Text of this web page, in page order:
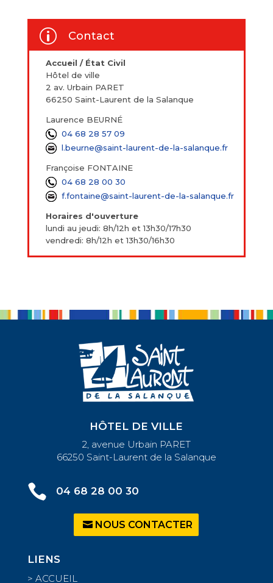
p Contact
Accueil / État Civil
Hôtel de ville
2 av. Urbain PARET
66250 Saint-Laurent de la Salanque
Laurence BEURNÉ
04 68 28 57 09
l.beurne@saint-laurent-de-la-salanque.fr
Françoise FONTAINE
04 68 28 00 30
f.fontaine@saint-laurent-de-la-salanque.fr
Horaires d'ouverture
lundi au jeudi: 8h/12h et 13h30/17h30
vendredi: 8h/12h et 13h30/16h30
HÔTEL DE VILLE
2, avenue Urbain PARET
66250 Saint-Laurent de la Salanque
 04 68 28 00 30
NOUS CONTACTER
LIENS
> ACCUEIL